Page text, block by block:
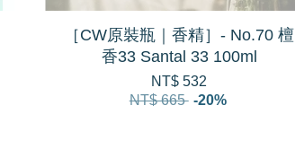
［CW原裝瓶｜香精］- No.70 檀
香33 Santal 33 100ml
NT$ 532
NT$ 665 -20%